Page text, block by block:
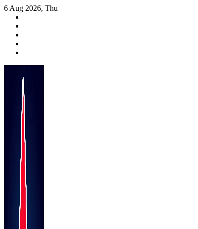
Skip
content
6 Aug 2026, Thu